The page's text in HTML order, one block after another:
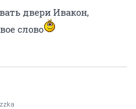
двери Ивакон,
слово